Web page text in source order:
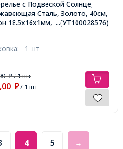
с Подвеской Солнце,
Сталь, Золото, 40см,
18.5x16x1мм, ...(УТ100028576)
1 шт
₽/ 1 шт
₽/ 1 шт
4 5 →